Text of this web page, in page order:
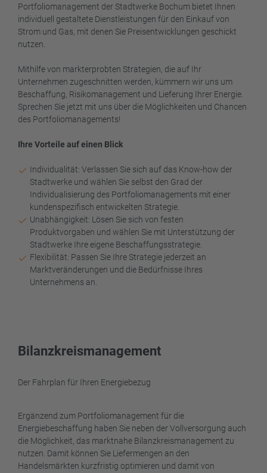
Portfoliomanagement der Stadtwerke Bochum bietet Ihnen
individuell gestaltete Dienstleistungen für den Einkauf von
Strom und Gas, mit denen Sie Preisentwicklungen geschickt
nutzen.
Mithilfe von markterprobten Strategien, die auf Ihr
Unternehmen zugeschnitten werden, kümmern wir uns um
Beschaffung, Risikomanagement und Lieferung Ihrer Energie.
Sprechen Sie jetzt mit uns über die Möglichkeiten und Chancen
des Portfoliomanagements!
Ihre Vorteile auf einen Blick
Individualität: Verlassen Sie sich auf das Know-how der
Stadtwerke und wählen Sie selbst den Grad der
Individualisierung des Portfoliomanagements mit einer
kundenspezifisch entwickelten Strategie.
Unabhängigkeit: Lösen Sie sich von festen
Produktvorgaben und wählen Sie mit Unterstützung der
Stadtwerke Ihre eigene Beschaffungsstrategie.
Flexibilität: Passen Sie Ihre Strategie jederzeit an
Marktveränderungen und die Bedürfnisse Ihres
Unternehmens an.
Bilanzkreismanagement
Der Fahrplan für Ihren Energiebezug
Ergänzend zum Portfoliomanagement für die
Energiebeschaffung haben Sie neben der Vollversorgung auch
die Möglichkeit, das marktnahe Bilanzkreismanagement zu
nutzen. Damit können Sie Liefermengen an den
Handelsmärkten kurzfristig optimieren und damit von